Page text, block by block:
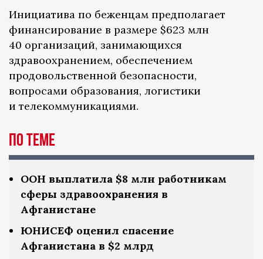
Инициатива по беженцам предполагает
финансирование в размере $623 млн
40 организаций, занимающихся
здравоохранением, обеспечением
продовольственной безопасности,
вопросами образования, логистики
и телекоммуникациями.
По теме
ООН выплатила $8 млн работникам
сферы здравоохранения в
Афганистане
ЮНИСЕФ оценил спасение
Афганистана в $2 млрд